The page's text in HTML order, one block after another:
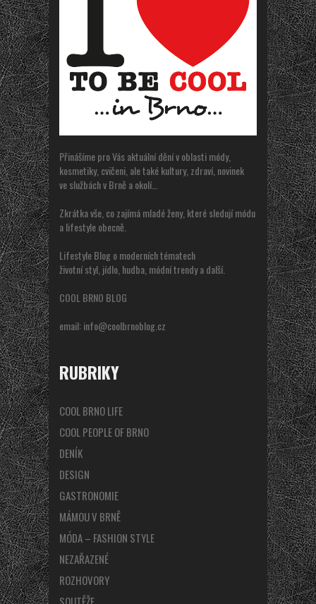
Přinášíme pro Vás aktuální dění v oblasti módy,
kosmetiky, cvičeni, ale také kultury, zdraví, novinek
ve službách v Brně a okolí…
Zkrátka vše, co zajímá mladé ženy, které sledují módu
a lifestyle obecně.
Lifestyle Blog o moderních tématech
životní styl, jídlo, hudba, módní trendy a další.
COOL BRNO BLOG
email:info@coolbrnoblog.cz
RUBRIKY
COOL BRNO LIFE
COOL PEOPLE OF BRNO
DENÍK
DESIGN
GASTRONOMIE
MÁMOU V BRNĚ
MÓDA – FASHION STYLE
NEZAŘAZENÉ
ROZHOVORY